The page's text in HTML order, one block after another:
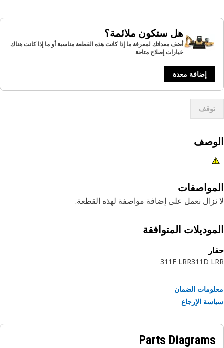
هل ستكون ملائمة؟
أضف معداتك لمعرفة ما إذا كانت هذه القطعة مناسبة أو ما إذا كانت هناك
خيارات إصلاح متاحة
إضافة معدة
توقف
نعمل على إضافة مواصفة لهذه القطعة.
المتوافقة
311D
311F LRR
الضمان
الإرجاع
Parts Diagrams